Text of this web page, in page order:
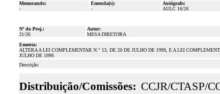
Memorando:
-
Emenda(s):
-
Autógrafo:
AULC 16/26
Nº do Proj.:
21/26
Autor:
MESA DIRETORA
Ementa:
ALTERA A LEI COMPLEMENTAR N.° 13, DE 20 DE JULHO DE 1999, E A LEI
JULHO DE 1999.
Descrição:
Distribuição/Comissões: CCJR/CTASP/